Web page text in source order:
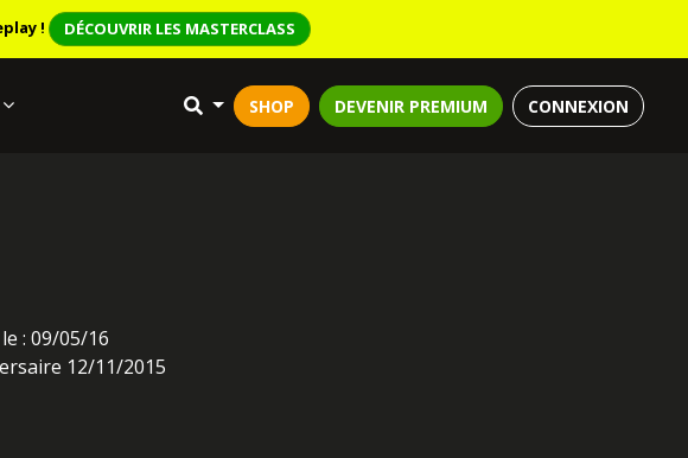
! DÉCOUVRIR LES MASTERCLASS
SHOP DEVENIR PREMIUM CONNEXION
: 09/05/16
12/11/2015